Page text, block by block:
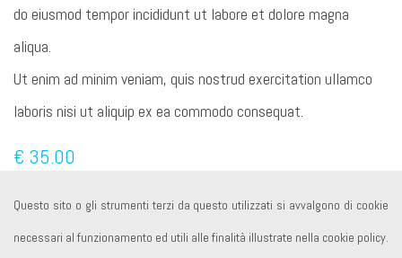
do eiusmod tempor incididunt ut labore et dolore magna
aliqua.
Ut enim ad minim veniam, quis nostrud exercitation ullamco
laboris nisi ut aliquip ex ea commodo consequat.
€ 35.00
Prodotto non disponibile. Quando arriva?
Questo sito o gli strumenti terzi da questo utilizzati si avvalgono di cookie
necessari al funzionamento ed utili alle finalità illustrate nella cookie policy.